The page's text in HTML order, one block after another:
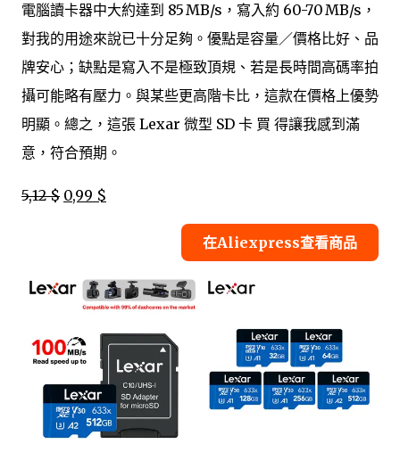
電腦讀卡器中大約達到 85 MB/s，寫入約 60-70 MB/s，
對我的用途來說已十分足夠。優點是容量／價格比好、品
牌安心；缺點是寫入不是極致頂規、若是長時間高碼率拍
攝可能略有壓力。與某些更高階卡比，這款在價格上優勢
明顯。總之，這張 Lexar 微型 SD 卡 買 得讓我感到滿
意，符合預期。
5,12 $ 0,99 $
在Aliexpress查看商品